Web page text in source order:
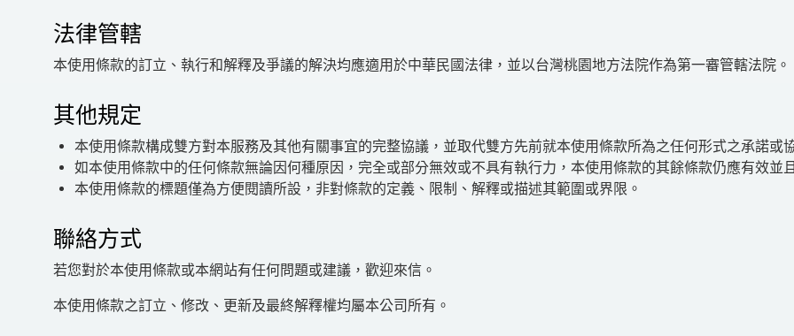
法律管轄
本使用條款的訂立、執行和解釋及爭議的解決均應適用於中華民國法律，並以台灣桃園地方法院作為第一審管轄法院。
其他規定
本使用條款構成雙方對本服務及其他有關事宜的完整協議，並取代雙方先前就本使用條款所為之任何形式之承諾或
如本使用條款中的任何條款無論因何種原因，完全或部分無效或不具有執行力，本使用條款的其餘條款仍應有效並
本使用條款的標題僅為方便閱讀所設，非對條款的定義、限制、解釋或描述其範圍或界限。
聯絡方式
若您對於本使用條款或本網站有任何問題或建議，歡迎來信。
本使用條款之訂立、修改、更新及最終解釋權均屬本公司所有。